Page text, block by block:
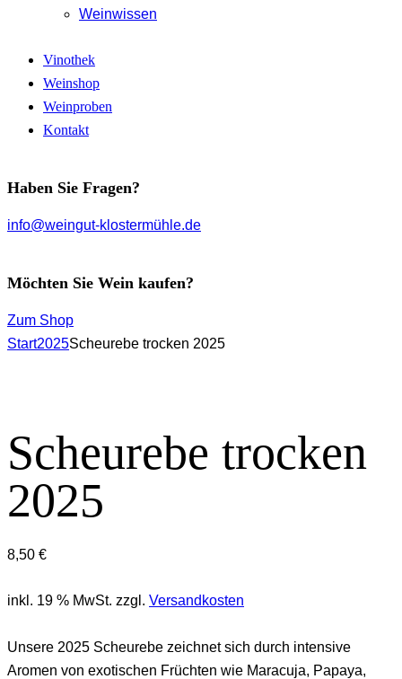
Weinwissen
Vinothek
Weinshop
Weinproben
Kontakt
Haben Sie Fragen?
info@weingut-klostermühle.de
Möchten Sie Wein kaufen?
Zum Shop
Start2025Scheurebe trocken 2025
Scheurebe trocken
2025
8,50 €
inkl. 19 % MwSt. zzgl. Versandkosten
Unsere 2025 Scheurebe zeichnet sich durch intensive
Aromen von exotischen Früchten wie Maracuja, Papaya,